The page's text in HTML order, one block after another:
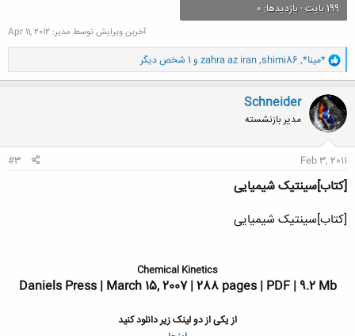
199 بایت · بازدیدها: 0
آخرین ویرایش توسط مدیر: Apr 11, 2012
و
ا
ک
ن
ش
ه
ا
*مینا*,
shimi86
,
zahra az iran و 1 شخص دیگر
Schneider
مدیر بازنشسته
Feb 3, 2011
#3
[کتاب]سینتیک شیمیایی
[کتاب]سینتیک شیمیایی
Chemical Kinetics
Daniels Press | March 15, 2007 | 288 pages | PDF | 9.2 Mb
از یکی از دو لینک زیر دانلود کنید